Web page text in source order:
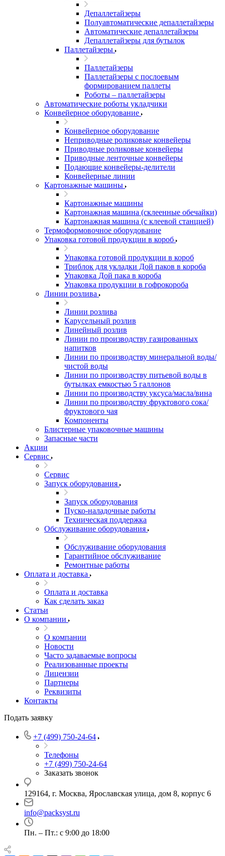
Депаллетайзеры
Полуавтоматические депаллетайзеры
Автоматические депаллетайзеры
Депаллетайзеры для бутылок
Паллетайзеры
Паллетайзеры
Паллетайзеры с послоевым
формированием паллеты
Роботы – паллетайзеры
Автоматические роботы укладчики
Конвейерное оборудование
Конвейерное оборудование
Неприводные роликовые конвейеры
Приводные роликовые конвейеры
Приводные ленточные конвейеры
Подающие конвейеры-делители
Конвейерные линии
Картонажные машины
Картонажные машины
Картонажная машина (склеенные обечайки)
Картонажная машина (с клеевой станцией)
Термоформовочное оборудование
Упаковка готовой продукции в короб
Упаковка готовой продукции в короб
Триблок для укладки Дой паков в короба
Упаковка Дой пака в короба
Упаковка продукции в гофрокороба
Линии розлива
Линии розлива
Карусельный розлив
Линейный розлив
Линии по производству газированных
напитков
Линии по производству минеральной воды/
чистой воды
Линии по производству питьевой воды в
бутылках емкостью 5 галлонов
Линии по производству уксуса/масла/вина
Линии по производству фруктового сока/
фруктового чая
Компоненты
Блистерные упаковочные машины
Запасные части
Акции
Сервис
Сервис
Запуск оборудования
Запуск оборудования
Пуско-наладочные работы
Техническая поддержка
Обслуживание оборудования
Обслуживание оборудования
Гарантийное обслуживание
Ремонтные работы
Оплата и доставка
Оплата и доставка
Как сделать заказ
Статьи
О компании
О компании
Новости
Часто задаваемые вопросы
Реализованные проекты
Лицензии
Партнеры
Реквизиты
Контакты
Подать заявку
+7 (499) 750-24-64
Телефоны
+7 (499) 750-24-64
Заказать звонок
129164, г. Москва, Ярославская улица, дом 8, корпус 6
info@packsyst.ru
Пн. – Пт.: с 9:00 до 18:00